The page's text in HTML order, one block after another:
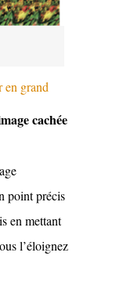
en grand
cachée
point précis
en mettant
l’éloignez